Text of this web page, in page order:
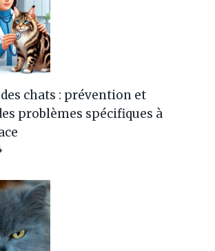
chats : prévention et
problèmes spécifiques à